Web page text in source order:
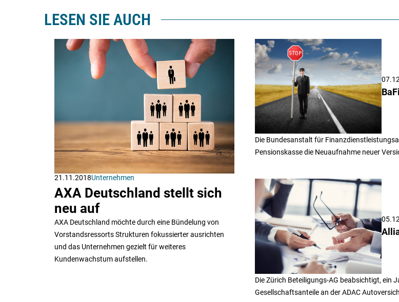
LESEN SIE AUCH
21.11.2018Unternehmen
AXA Deutschland stellt sich
neu auf
AXA Deutschland möchte durch eine Bündelung von
Vorstandsressorts Strukturen fokussierter ausrichten
und das Unternehmen gezielt für weiteres
Kundenwachstum aufstellen.
Die Bundesanstalt für
Pensionskasse die Neuaufnahme neuer
Die Zürich Beteiligungs-AG beabsichtigt, ein
Gesellschaftsanteile an der ADAC